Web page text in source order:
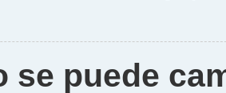
se puede